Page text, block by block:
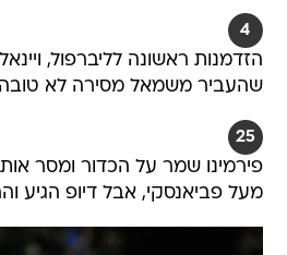
4
הזדמנות ראשונה לליברפול,
שהעביר משמאל מסירה לא טובה
25
פירמינו שמר על הכדור ומסר
מעל פביאנסקי, אבל דיופ הגיע